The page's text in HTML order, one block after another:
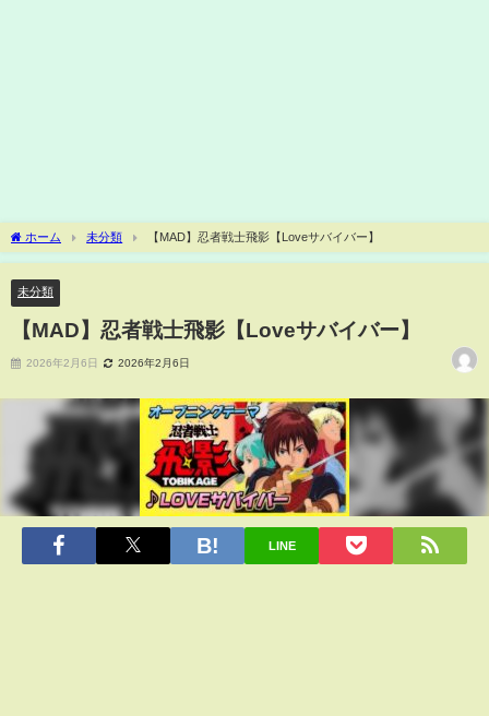
ホーム 未分類 【MAD】忍者戦士飛影【Loveサバイバー】
未分類
【MAD】忍者戦士飛影【Loveサバイバー】
2026年2月6日 2026年2月6日
LINE